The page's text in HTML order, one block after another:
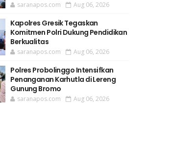
saranapos.com Aug 06, 2026
Kapolres Gresik Tegaskan
Komitmen Polri Dukung Pendidikan
Berkualitas
saranapos.com Aug 06, 2026
Polres Probolinggo Intensifkan
Penanganan Karhutla di Lereng
Gunung Bromo
saranapos.com Aug 06, 2026